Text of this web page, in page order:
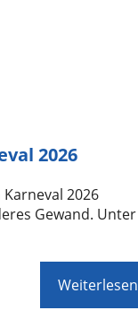
2026
2026
Gewand. Unter
Weiterlesen